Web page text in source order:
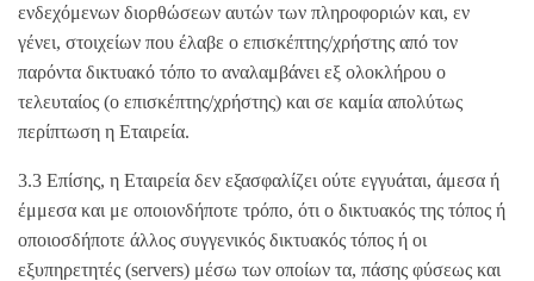
ενδεχόμενων διορθώσεων αυτών των πληροφοριών και, εν
γένει, στοιχείων που έλαβε ο επισκέπτης/χρήστης από τον
παρόντα δικτυακό τόπο το αναλαμβάνει εξ ολοκλήρου ο
τελευταίος (ο επισκέπτης/χρήστης) και σε καμία απολύτως
περίπτωση η Εταιρεία.
3.3 Επίσης, η Εταιρεία δεν εξασφαλίζει ούτε εγγυάται, άμεσα ή
έμμεσα και με οποιονδήποτε τρόπο, ότι ο δικτυακός της τόπος ή
οποιοσδήποτε άλλος συγγενικός δικτυακός τόπος ή οι
εξυπηρετητές (servers) μέσω των οποίων τα, πάσης φύσεως και